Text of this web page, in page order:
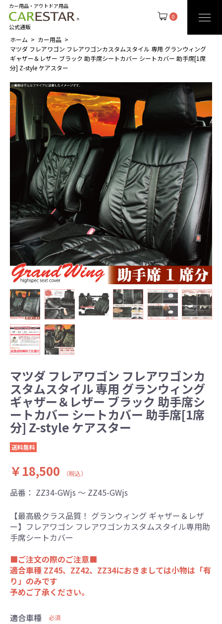
0
カー用品・アウトドア用品
公式通販
ホーム
カー用品
マツダ フレアワゴン フレアワゴンカスタムスタイル 専用 グランウィング
ギャザー＆レザー ブラック 助手席シートカバー シートカバー 助手席[1席
分] Z-style ケアスター
マツダ フレアワゴン フレアワゴンカ
スタムスタイル 専用 グランウィング
ギャザー＆レザー ブラック 助手席シ
ートカバー シートカバー 助手席[1席
分] Z-style ケアスター
送料無料
￥18,500 （税込）
品番： ZZ34-GWjs ～ ZZ45-GWjs
【最高級クラス品質！ グランウィング ギャザー＆レザ
ー】フレアワゴン フレアワゴンカスタムスタイル専用助
手席シートカバー
■ご注文の際のご注意■
適合車種 ZZ45、ZZ42、ZZ34におきましては小物は「有
り」のみです
予めご了承ください。
適合車種 必須